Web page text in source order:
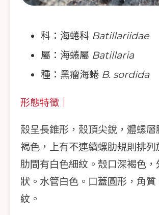
科：海蜷科 Batillariidae
屬：海蜷屬 Batillaria
種：黑瘤海蜷 B. sordida
形態特徵｜
殼呈長錐形，殼頂尖銳，體螺
褐色，上有不連續螺肋規則排列
肋間有白色細紋。殼口深褐色，
狀。水管白色。口蓋圓形，角質
紋。